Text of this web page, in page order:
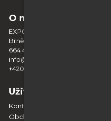
O nás
EXPO DISPLAY SERVICE s.r.o.
Brněnská 404
664 42 Modřice
info@expodisplayservice.cz
+420 603 574 784
Užitečné informace
Kontakt
Obchodní podmínky